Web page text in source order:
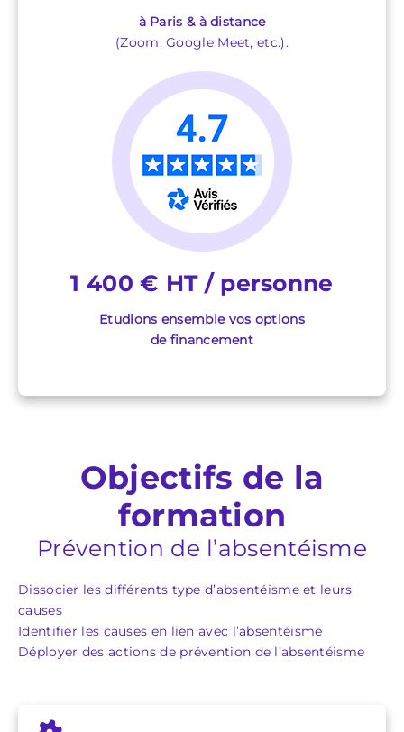
à Paris & à distance
(Zoom, Google Meet, etc.).
1 400 € HT / personne
Etudions ensemble vos options
de financement
Objectifs de la
formation
Prévention de l’absentéisme
Dissocier les différents type d’absentéisme et leurs
causes
Identifier les causes en lien avec l’absentéisme
Déployer des actions de prévention de l’absentéisme